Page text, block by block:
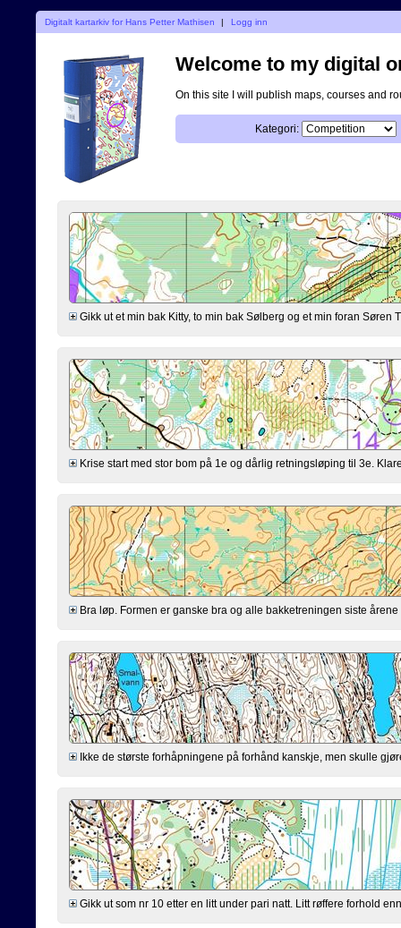
Digitalt kartarkiv for Hans Petter Mathisen | Logg inn
Welcome to my digital
On this site I will publish maps, courses and
Kategori:
Gikk ut et min bak Kitty, to min bak Sølberg og et min foran
Krise start med stor bom på 1e og dårlig retningsløping til 3e.
Bra løp. Formen er ganske bra og alle bakketreningen siste
Ikke de største forhåpningene på forhånd kanskje, men skulle
Gikk ut som nr 10 etter en litt under pari natt. Litt røffere forhold